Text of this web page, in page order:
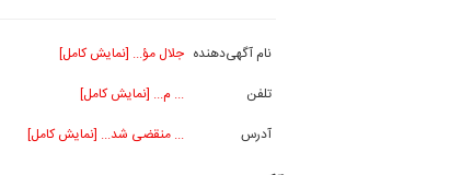
نام آگهی‌دهنده جلال مؤ... [نمایش کامل]
تلفن
... م... [نمایش کامل]
آدرس
... منقضی شد... [نمایش کامل]